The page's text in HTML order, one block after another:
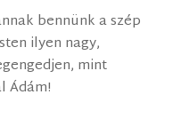
bennünk a szép
ilyen nagy,
mint
Ádám!